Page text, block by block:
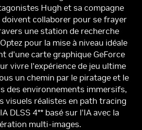
Hugh et sa compagne
doivent collaborer pour se frayer
une station de recherche
pour la mise à niveau idéale
d'une carte graphique GeForce
vivre l'expérience de jeu ultime
un chemin par le piratage et le
des environnements immersifs,
visuels réalistes en path tracing
DLSS 4** basé sur l'IA avec la
multi-images.